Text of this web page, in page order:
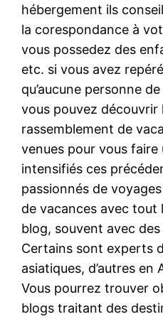
hébergement ils
la corespondance à
vous possedez des
etc. si vous avez
qu’aucune personne
vous pouvez découvrir
rassemblement de
venues pour vous faire
intensifiés ces
passionnés de
de vacances avec tout
blog, souvent avec des
Certains sont experts
asiatiques, d’autres
Vous pourrez trouver
blogs traitant des